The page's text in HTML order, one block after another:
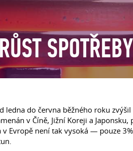
do června běžného roku
v Číně, Jižní Koreji a Japonsku,
Evropě není tak vysoká — pouze